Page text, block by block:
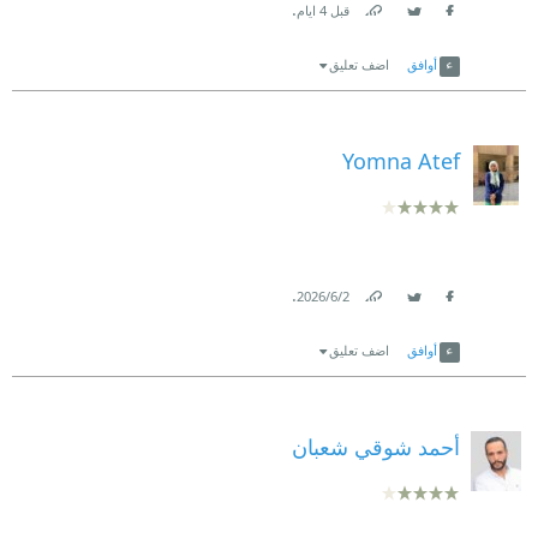
قبل 4 ايام .
أوافق اضف تعليق
Yomna Atef
2‏/6‏/2026
.
أوافق اضف تعليق
أحمد شوقي شعبان